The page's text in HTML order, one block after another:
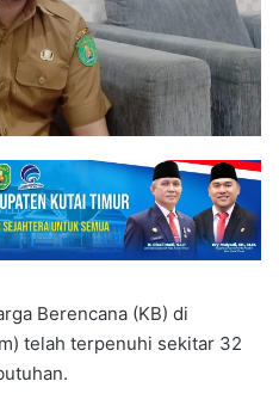
Berencana (KB) di
telah terpenuhi sekitar 32